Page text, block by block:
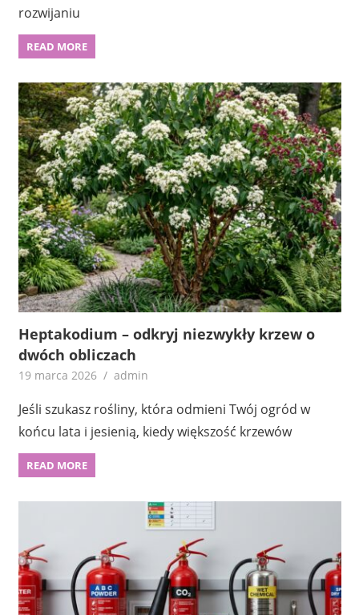
rozwijaniu
READ MORE
Heptakodium – odkryj niezwykły krzew o
dwóch obliczach
19 marca 2026 admin
Jeśli szukasz rośliny, która odmieni Twój ogród w
końcu lata i jesienią, kiedy większość krzewów
READ MORE